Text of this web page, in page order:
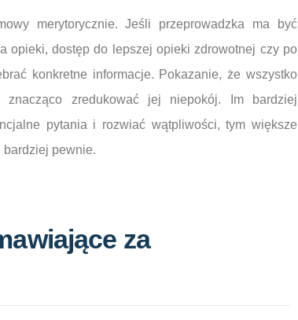
merytorycznie. Jeśli przeprowadzka ma być
opieki, dostęp do lepszej opieki zdrowotnej czy po
konkretne informacje. Pokazanie, że wszystko
znacząco zredukować jej niepokój. Im bardziej
pytania i rozwiać wątpliwości, tym większe
pewnie.
za